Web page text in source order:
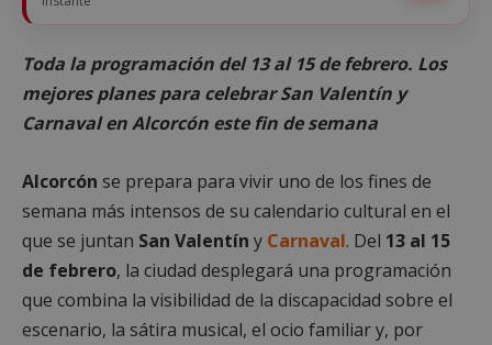
Toda la programación del 13 al 15 de febrero. Los
mejores planes para celebrar San Valentín y
Carnaval en Alcorcón este fin de semana
Alcorcón se prepara para vivir uno de los fines de
semana más intensos de su calendario cultural en el
que se juntan San Valentín y Carnaval. Del 13 al 15
de febrero, la ciudad desplegará una programación
que combina la visibilidad de la discapacidad sobre el
escenario, la sátira musical, el ocio familiar y, por